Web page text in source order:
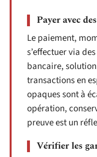
Payer avec
Le paiement,
s’effectuer via
bancaire,
transactions en
opaques sont à
opération,
preuve est un
Vérifier les